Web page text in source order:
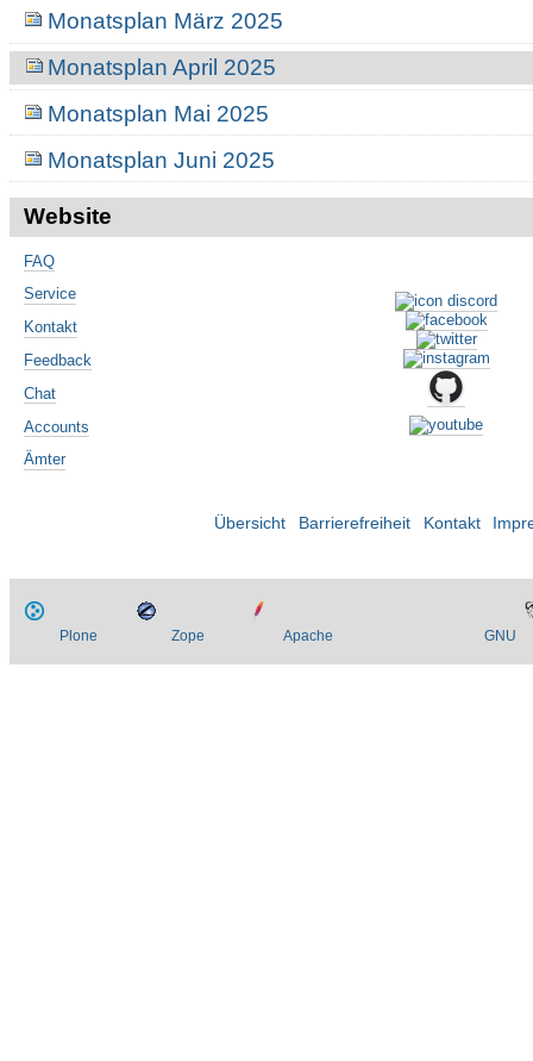
Monatsplan März 2025
Monatsplan April 2025
Monatsplan Mai 2025
Monatsplan Juni 2025
Website
FAQ
Service
Kontakt
Feedback
Chat
Accounts
Ämter
Übersicht Barrierefreiheit Kontakt
Plone Zope Apache GNU